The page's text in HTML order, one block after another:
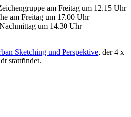
am Freitag um 12.15 Uhr
am Freitag um 17.00 Uhr
um 14.30 Uhr
Sketching und Perspektive, der 4 x
stattfindet.